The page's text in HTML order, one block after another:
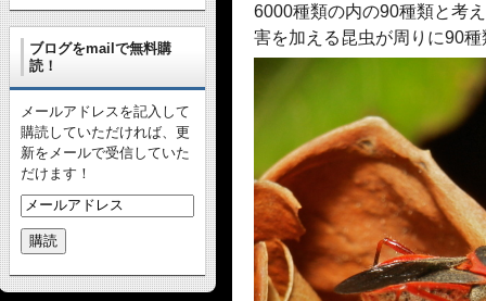
6000種類の内の90種類と考
害を加える昆虫が周りに90
ブログをmailで無料購
読！
メールアドレスを記入して
購読していただければ、更
新をメールで受信していた
だけます！